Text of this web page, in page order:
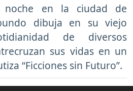
noche en la ciudad de
dibuja en su viejo
de diversos
sus vidas en un
“Ficciones sin Futuro”.